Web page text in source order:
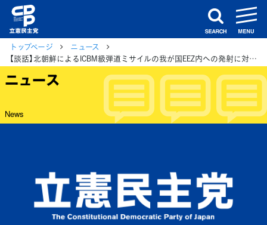
search
トップページ
ニュース
【談話】北朝鮮によるICBM級弾道ミサイルの我が国EEZ内への発射に対し最大限に非難する
ニュース
News